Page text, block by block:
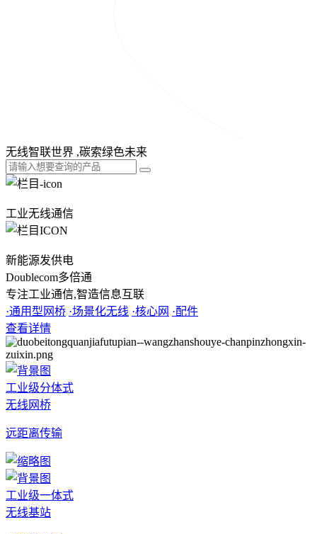
无线智联世界 ,碳索绿色未来
工业无线通信
新能源发供电
Doublecom多倍通
专注工业通信,智造信息互联
·通用型网桥 ·场景化无线 ·核心网 ·配件
查看详情
工业级分体式
无线网桥
远距离传输
工业级一体式
无线基站